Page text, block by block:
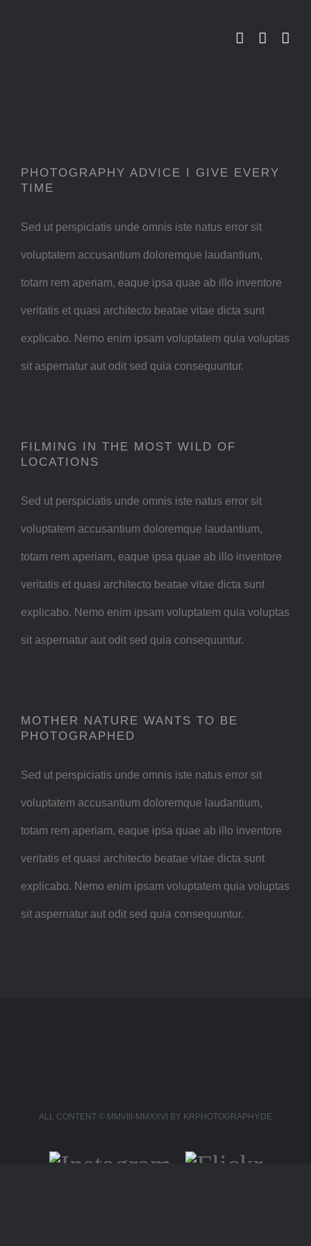
PHOTOGRAPHY ADVICE I GIVE EVERY
TIME
Sed ut perspiciatis unde omnis iste natus error sit
voluptatem accusantium doloremque laudantium,
totam rem aperiam, eaque ipsa quae ab illo inventore
veritatis et quasi architecto beatae vitae dicta sunt
explicabo. Nemo enim ipsam voluptatem quia voluptas
sit aspernatur aut odit sed quia consequuntur.
FILMING IN THE MOST WILD OF
LOCATIONS
Sed ut perspiciatis unde omnis iste natus error sit
voluptatem accusantium doloremque laudantium,
totam rem aperiam, eaque ipsa quae ab illo inventore
veritatis et quasi architecto beatae vitae dicta sunt
explicabo. Nemo enim ipsam voluptatem quia voluptas
sit aspernatur aut odit sed quia consequuntur.
MOTHER NATURE WANTS TO BE
PHOTOGRAPHED
Sed ut perspiciatis unde omnis iste natus error sit
voluptatem accusantium doloremque laudantium,
totam rem aperiam, eaque ipsa quae ab illo inventore
veritatis et quasi architecto beatae vitae dicta sunt
explicabo. Nemo enim ipsam voluptatem quia voluptas
sit aspernatur aut odit sed quia consequuntur.
ALL CONTENT © MMVIII-MMXXVI BY KRPHOTOGRAPHY.DE
Instagram
Flickr